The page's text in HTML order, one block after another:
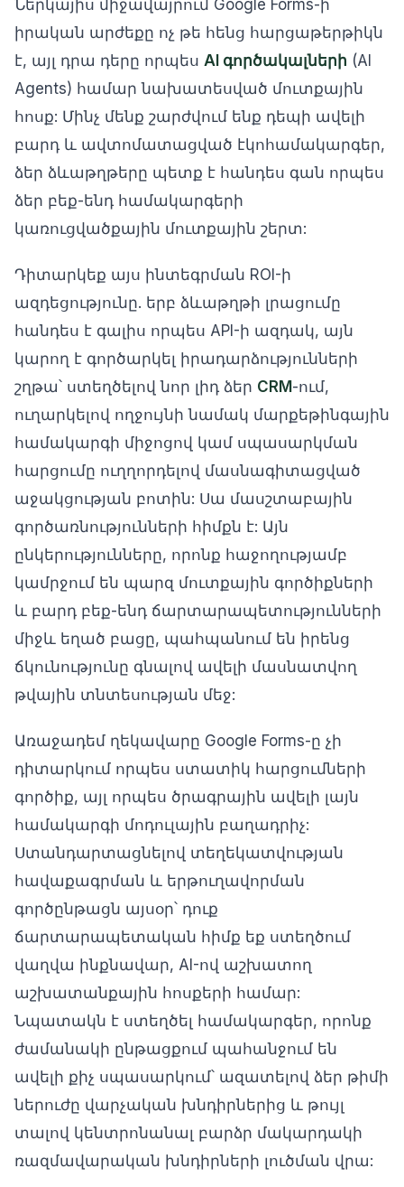
Ներկայիս միջավայրում Google Forms-ի
իրական արժեքը ոչ թե հենց հարցաթերթիկն
է, այլ դրա դերը որպես AI գործակալների (AI
Agents) համար նախատեսված մուտքային
հոսք: Մինչ մենք շարժվում ենք դեպի ավելի
բարդ և ավտոմատացված էկոհամակարգեր,
ձեր ձևաթղթերը պետք է հանդես գան որպես
ձեր բեք-ենդ համակարգերի
կառուցվածքային մուտքային շերտ:
Դիտարկեք այս ինտեգրման ROI-ի
ազդեցությունը. երբ ձևաթղթի լրացումը
հանդես է գալիս որպես API-ի ազդակ, այն
կարող է գործարկել իրադարձությունների
շղթա՝ ստեղծելով նոր լիդ ձեր CRM -ում,
ուղարկելով ողջույնի նամակ մարքեթինգային
համակարգի միջոցով կամ սպասարկման
հարցումը ուղղորդելով մասնագիտացված
աջակցության բոտին: Սա մասշտաբային
գործառնությունների հիմքն է: Այն
ընկերությունները, որոնք հաջողությամբ
կամրջում են պարզ մուտքային գործիքների
և բարդ բեք-ենդ ճարտարապետությունների
միջև եղած բացը, պահպանում են իրենց
ճկունությունը գնալով ավելի մասնատվող
թվային տնտեսության մեջ:
Առաջադեմ ղեկավարը Google Forms-ը չի
դիտարկում որպես ստատիկ հարցումների
գործիք, այլ որպես ծրագրային ավելի լայն
համակարգի մոդուլային բաղադրիչ:
Ստանդարտացնելով տեղեկատվության
հավաքագրման և երթուղավորման
գործընթացն այսօր՝ դուք
ճարտարապետական հիմք եք ստեղծում
վաղվա ինքնավար, AI-ով աշխատող
աշխատանքային հոսքերի համար:
Նպատակն է ստեղծել համակարգեր, որոնք
ժամանակի ընթացքում պահանջում են
ավելի քիչ սպասարկում՝ ազատելով ձեր թիմի
ներուժը վարչական խնդիրներից և թույլ
տալով կենտրոնանալ բարձր մակարդակի
ռազմավարական խնդիրների լուծման վրա: